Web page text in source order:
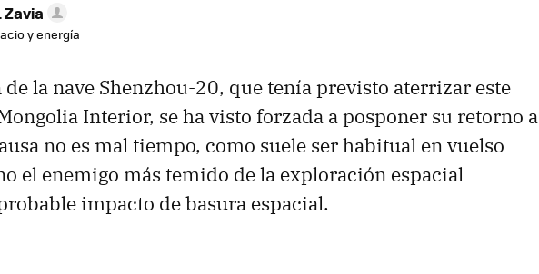
Zavia
y energía
la nave Shenzhou-20, que tenía previsto aterrizar este
Interior, se ha visto forzada a posponer su retorno a
no es mal tiempo, como suele ser habitual en vuelso
el enemigo más temido de la exploración espacial
impacto de basura espacial.